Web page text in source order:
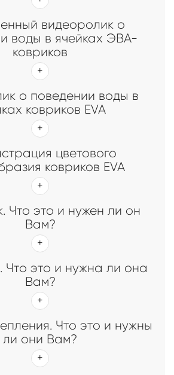
видеоролик о
воды в ячейках ЭВА-
ковриков
о поведении воды в
ковриков EVA
цветового
ковриков EVA
Что это и нужен ли он
Вам?
Что это и нужна ли она
Вам?
Что это и нужны
ли они Вам?